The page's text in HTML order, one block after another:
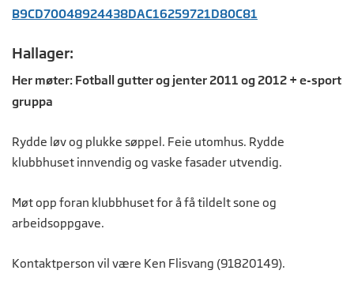
B9CD70048924438DAC16259721D80C81
Hallager:
Her møter: Fotball gutter og jenter 2011 og 2012 + e-sport
gruppa
Rydde løv og plukke søppel. Feie utomhus. Rydde
klubbhuset innvendig og vaske fasader utvendig.
Møt opp foran klubbhuset for å få tildelt sone og
arbeidsoppgave.
Kontaktperson vil være Ken Flisvang (91820149).